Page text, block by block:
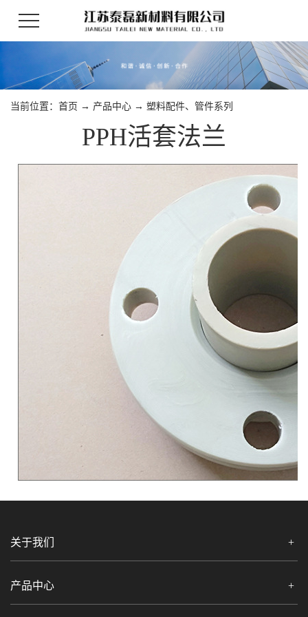
当前位置： 首页 → 产品中心 → 塑料配件、管件系列
PPH活套法兰
关于我们
产品中心